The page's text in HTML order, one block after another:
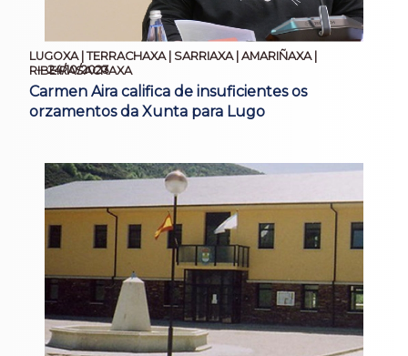
LUGOXA | TERRACHAXA | SARRIAXA | AMARIÑAXA |
RIBEIRASACRAXA
24/10/2023
Carmen Aira califica de insuficientes os
orzamentos da Xunta para Lugo